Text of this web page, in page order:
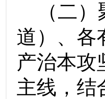
（二）
道）、各
产治本攻
主线，结